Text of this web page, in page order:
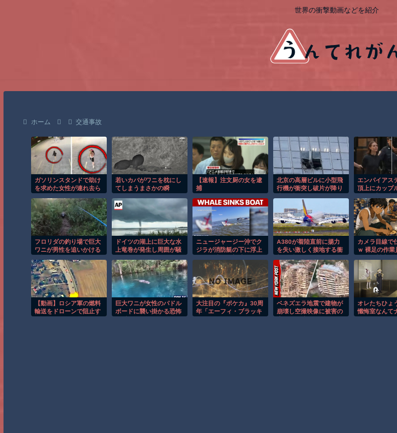
世界の衝撃動画などを紹介
ホーム 交通事故
ガソリンスタンドで助け
を求めた女性が連れ去ら
若いカバがワニを枕にし
てしまうまさかの瞬
【速報】注文厨の女を逮
捕
北京の高層ビルに小型飛
行機が衝突し破片が降り
エンパイアス
頂上にカップ
フロリダの釣り場で巨大
ワニが男性を追いかける
ドイツの湖上に巨大な水
上竜巻が発生し周囲が騒
ニュージャージー沖でク
ジラが消防艇の下に浮上
A380が着陸直前に揚力
を失い激しく接地する衝
カメラ目線で
ｗ 裸足の作業
【動画】ロシア軍の燃料
輸送をドローンで阻止す
巨大ワニが女性のパドル
ボードに襲い掛かる恐怖
大注目の『ポケカ』30周
年「エーフィ・ブラッキ
ベネズエラ地震で建物が
崩壊し空撮映像に被害の
オレたちひょ
懺悔室なんて